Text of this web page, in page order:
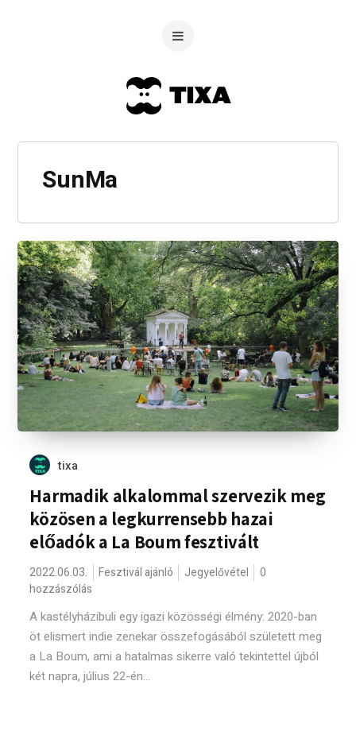
SunMa
tixa
Harmadik alkalommal szervezik meg
közösen a legkurrensebb hazai
előadók a La Boum fesztivált
2022.06.03. Fesztivál ajánló Jegyelővétel
0
hozzászólás
A kastélyházibuli egy igazi közösségi élmény: 2020-ban
öt elismert indie zenekar összefogásából született meg
a La Boum, ami a hatalmas sikerre való tekintettel újból
két napra, július 22-én...